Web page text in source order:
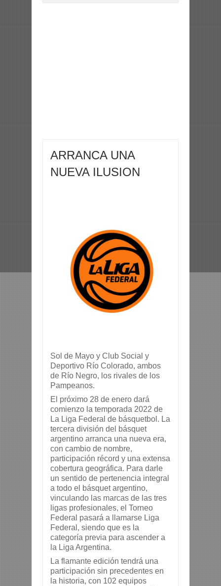
ARRANCA UNA
NUEVA ILUSION
Sol de Mayo y Club Social y
Deportivo Río Colorado, ambos
de Río Negro, los rivales de los
Pampeanos.
El próximo 28 de enero dará
comienzo la temporada 2022 de
La Liga Federal de básquetbol. La
tercera división del básquet
argentino arranca una nueva era,
con cambio de nombre,
participación récord y una extensa
cobertura geográfica. Para darle
un sentido de pertenencia integral
a todo el básquet argentino,
vinculando las marcas de las tres
ligas profesionales, el Torneo
Federal pasará a llamarse Liga
Federal, siendo que es la
categoría previa para ascender a
la Liga Argentina.
La flamante edición tendrá una
participación sin precedentes en
la historia, con 102 equipos